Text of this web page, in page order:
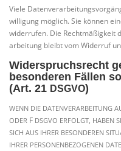
Vie­le
wil­li­gung mög­lich. Sie kön­nen
wider­ru­fen. Die
ar­bei­tung bleibt vom Wider­ruf
Widerspruchsrecht
besonderen Fällen
(Art. 21 DSGVO)
WENN DIE DATENVERARBEITUNG
ODER F DSGVO ERFOLGT, HABEN
SICH AUS IHRER BESONDEREN
IHRER PERSONENBEZOGENEN